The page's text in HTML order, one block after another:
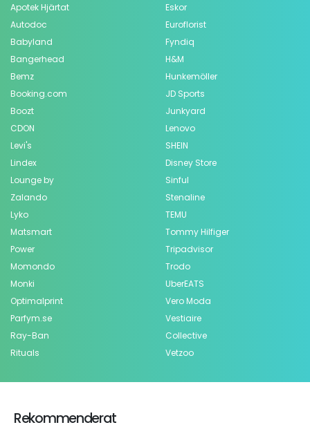
Apotek Hjärtat
Autodoc
Babyland
Bangerhead
Bemz
Booking.com
Boozt
CDON
Eskor
Euroflorist
Fyndiq
H&M
Hunkemöller
JD Sports
Junkyard
Lenovo
Levi's
Lindex
Lounge by
Zalando
Lyko
Matsmart
Power
Momondo
Monki
Optimalprint
Parfym.se
Ray-Ban
Rituals
SHEIN
Disney Store
Sinful
Stenaline
TEMU
Tommy Hilfiger
Tripadvisor
Trodo
UberEATS
Vero Moda
Vestiaire
Collective
Vetzoo
Rekommenderat